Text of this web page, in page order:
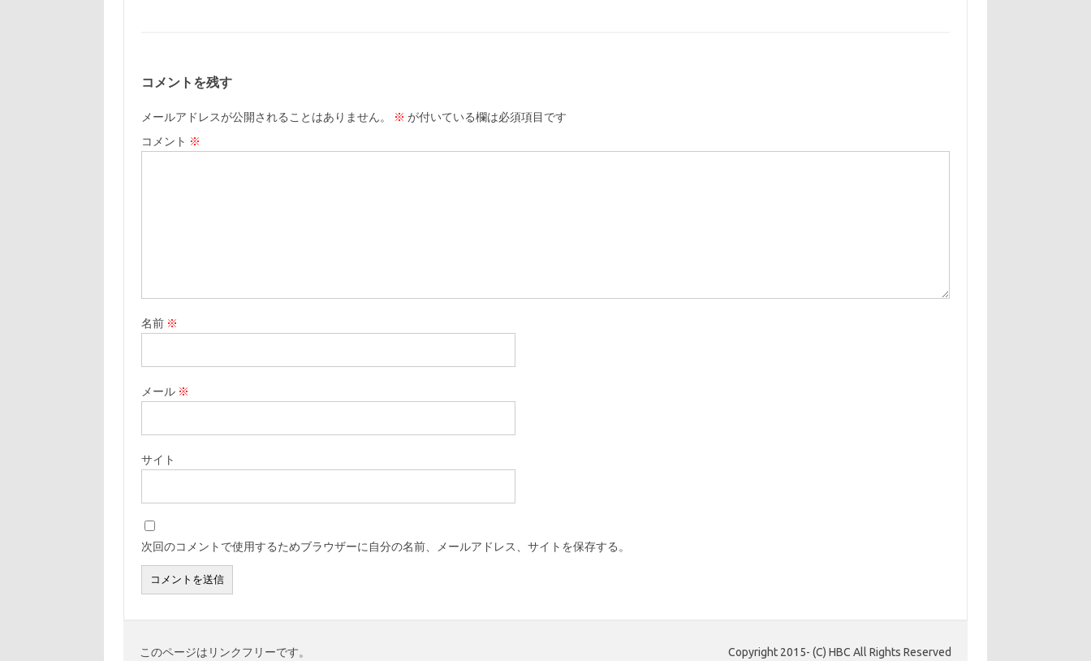
コメントを残す
メールアドレスが公開されることはありません。 ※ が付いている欄は必須項目です
コメント ※
名前 ※
メール ※
サイト
次回のコメントで使用するためブラウザーに自分の名前、メールアドレス、サイトを保存する。
このページはリンクフリーです。 Copyright 2015- (C) HBC All Rights Reserved